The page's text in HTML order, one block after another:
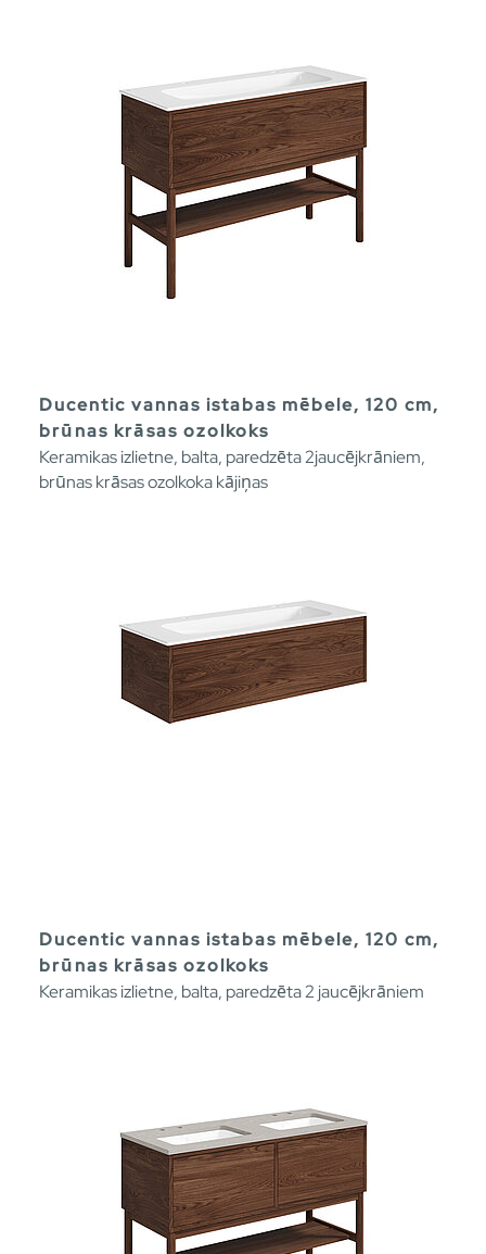
Ducentic vannas istabas mēbele, 120 cm,
brūnas krāsas ozolkoks
Keramikas izlietne, balta, paredzēta 2jaucējkrāniem,
brūnas krāsas ozolkoka kājiņas
Ducentic vannas istabas mēbele, 120 cm,
brūnas krāsas ozolkoks
Keramikas izlietne, balta, paredzēta 2 jaucējkrāniem